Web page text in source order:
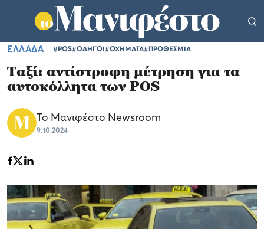
ΕΛΛΑΔΑ #POS#ΟΔΗΓΟΙ#ΟΧΗΜΑΤΑ#ΠΡΟΘΕΣΜΙΑ
Ταξί: αντίστροφη μέτρηση για τα
αυτοκόλλητα των POS
Το Μανιφέστο Newsroom
9.10.2024